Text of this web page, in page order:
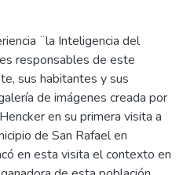
¨la Inteligencia del
responsables de este
sus habitantes y sus
de imágenes creada por
en su primera visita a
de San Rafael en
en esta visita el contexto en